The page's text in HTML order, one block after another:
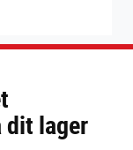
lager